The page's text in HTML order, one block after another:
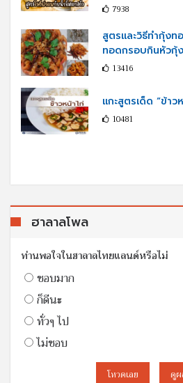
7938
สูตรและวิธีทำกุ้งท
ทอดกรอบกินหัวกุ้
13416
แกะสูตรเด็ด “ข้าว
10481
ฮาลาลโพล
ท่านพอใจในฮาลาลไทยแลนด์หรือไม่
ชอบมาก
ก็ดีนะ
ทั่วๆ ไป
ไม่ชอบ
โหวดเลย ดูผ